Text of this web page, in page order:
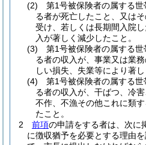
(2)
第1号被保険者の属する
る者が死亡したこと、又は
受け、若しくは長期間入院
入が著しく減少したこと。
(3)
第1号被保険者の属する
る者の収入が、事業又は業
しい損失、失業等により著し
(4)
第1号被保険者の属する
る者の収入が、干ばつ、冷
不作、不漁その他これに類
たこと。
2
前項の申請をする者は、次に
に徴収猶予を必要とする理由